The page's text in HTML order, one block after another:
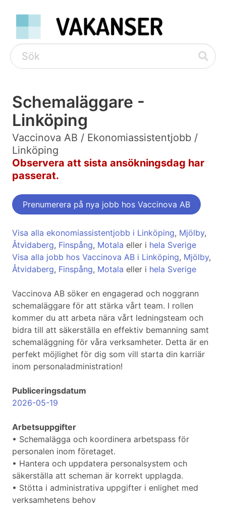
Schemaläggare -
Linköping
Vaccinova AB / Ekonomiassistentjobb /
Linköping
Observera att sista ansökningsdag har
passerat.
Prenumerera på nya jobb hos Vaccinova AB
Visa alla ekonomiassistentjobb i Linköping, Mjölby,
Åtvidaberg, Finspång, Motala eller i hela Sverige
Visa alla jobb hos Vaccinova AB i Linköping, Mjölby,
Åtvidaberg, Finspång, Motala eller i hela Sverige
Vaccinova AB söker en engagerad och noggrann
schemaläggare för att stärka vårt team. I rollen
kommer du att arbeta nära vårt ledningsteam och
bidra till att säkerställa en effektiv bemanning samt
schemaläggning för våra verksamheter. Detta är en
perfekt möjlighet för dig som vill starta din karriär
inom personaladministration!
Publiceringsdatum
2026-05-19
Arbetsuppgifter
• Schemalägga och koordinera arbetspass för
personalen inom företaget.
• Hantera och uppdatera personalsystem och
säkerställa att scheman är korrekt upplagda.
• Stötta i administrativa uppgifter i enlighet med
verksamhetens behov